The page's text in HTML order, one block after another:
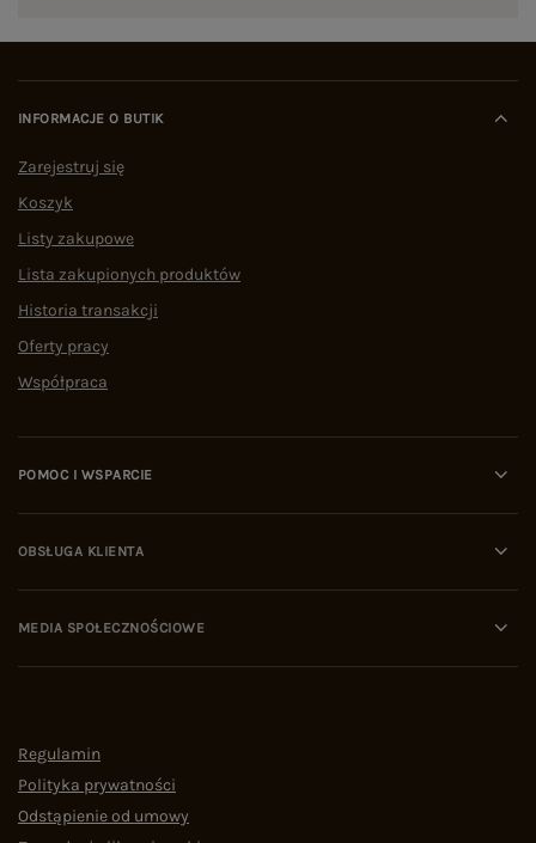
INFORMACJE O BUTIK
Zarejestruj się
Koszyk
Listy zakupowe
Lista zakupionych produktów
Historia transakcji
Oferty pracy
Współpraca
POMOC I WSPARCIE
OBSŁUGA KLIENTA
MEDIA SPOŁECZNOŚCIOWE
Regulamin
Polityka prywatności
Odstąpienie od umowy